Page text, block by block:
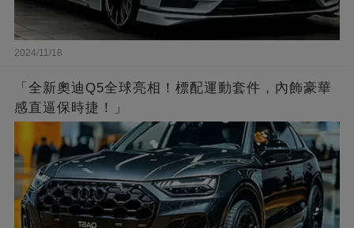
2024/11/18
「全新奧迪Q5全球亮相！標配運動套件，內飾豪華
感直逼保時捷！」